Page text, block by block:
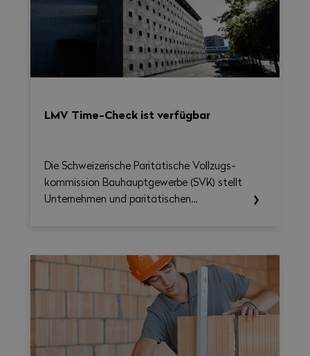
LMV Time-Check ist verfügbar
Die Schweizerische Paritätische Vollzugs­
kommission Bau­haupt­gewerbe (SVK) stellt
Unternehmen und paritätischen
Gesamtarbeitsvertrags 2026–2031
erleichtern soll. Damit lassen sich
Arbeitszeit, Überstunden, Reisezeit und
allfällige Zuschläge auf Wochenbasis
berechnen und gleichzeitig eine
übersichtliche, als PDF exportierbare